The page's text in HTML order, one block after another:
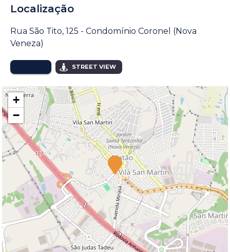
Localização
Rua São Tito, 125 - Condomínio Coronel (Nova
Veneza)
STREET VIEW
+
−